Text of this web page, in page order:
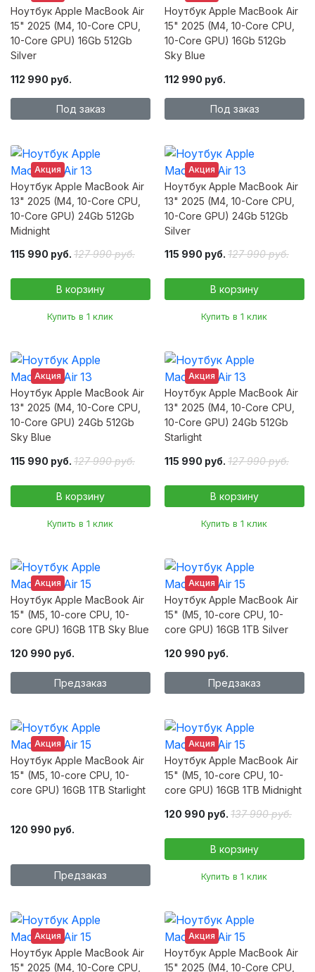
Ноутбук Apple MacBook Air
15" 2025 (M4, 10-Core CPU,
10-Core GPU) 16Gb 512Gb
Silver
112 990 руб.
Под заказ
Ноутбук Apple MacBook Air
15" 2025 (M4, 10-Core CPU,
10-Core GPU) 16Gb 512Gb
Sky Blue
112 990 руб.
Под заказ
Акция
Ноутбук Apple MacBook Air
13" 2025 (M4, 10-Core CPU,
10-Core GPU) 24Gb 512Gb
Midnight
115 990 руб. 127 990 руб.
Купить в 1 клик
Акция
Ноутбук Apple MacBook Air
13" 2025 (M4, 10-Core CPU,
10-Core GPU) 24Gb 512Gb
Silver
115 990 руб. 127 990 руб.
Купить в 1 клик
Акция
Ноутбук Apple MacBook Air
13" 2025 (M4, 10-Core CPU,
10-Core GPU) 24Gb 512Gb
Sky Blue
115 990 руб. 127 990 руб.
Купить в 1 клик
Акция
Ноутбук Apple MacBook Air
13" 2025 (M4, 10-Core CPU,
10-Core GPU) 24Gb 512Gb
Starlight
115 990 руб. 127 990 руб.
Купить в 1 клик
Акция
Ноутбук Apple MacBook Air
15" (M5, 10-core CPU, 10-
core GPU) 16GB 1TB Sky Blue
120 990 руб.
Предзаказ
Акция
Ноутбук Apple MacBook Air
15" (M5, 10-core CPU, 10-
core GPU) 16GB 1TB Silver
120 990 руб.
Предзаказ
Акция
Ноутбук Apple MacBook Air
15" (M5, 10-core CPU, 10-
core GPU) 16GB 1TB Starlight
120 990 руб.
Предзаказ
Акция
Ноутбук Apple MacBook Air
15" (M5, 10-core CPU, 10-
core GPU) 16GB 1TB Midnight
120 990 руб. 137 990 руб.
Купить в 1 клик
Акция
Ноутбук Apple MacBook Air
15" 2025 (M4, 10-Core CPU,
Акция
Ноутбук Apple MacBook Air
15" 2025 (M4, 10-Core CPU,